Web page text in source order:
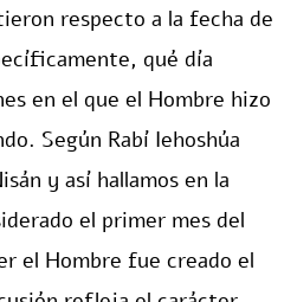
respecto a la fecha de
qué día
en el que el Hombre hizo
Según Rabí Iehoshúa
y así hallamos en la
el primer mes del
el Hombre fue creado el